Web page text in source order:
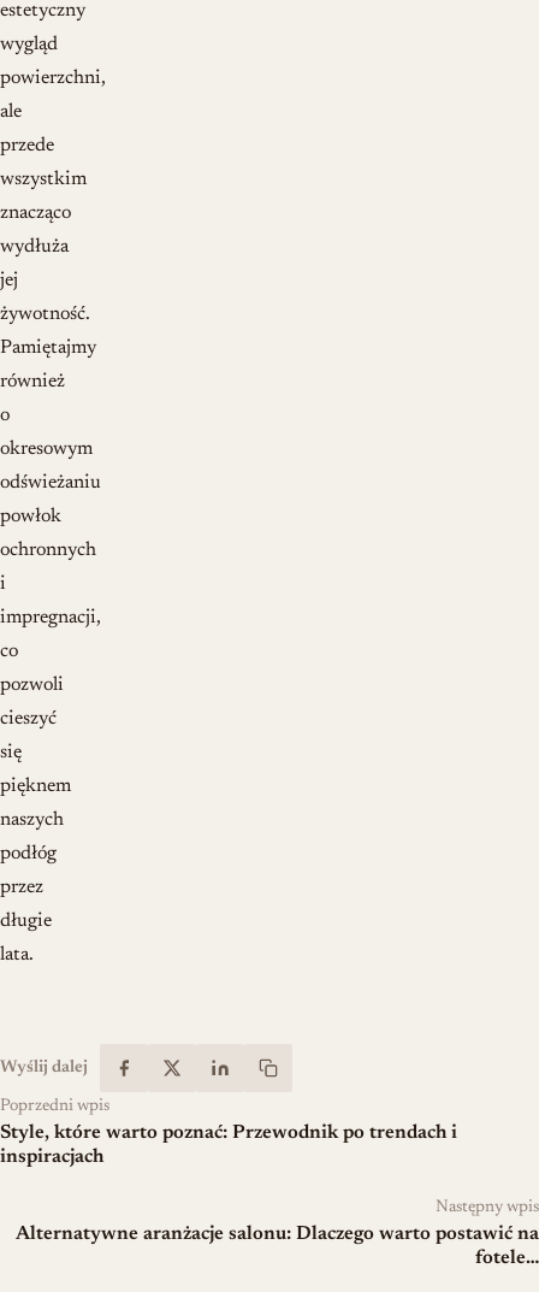
estetyczny
wygląd
powierzchni,
ale
przede
wszystkim
znacząco
wydłuża
jej
żywotność.
Pamiętajmy
również
o
okresowym
odświeżaniu
powłok
ochronnych
i
impregnacji,
co
pozwoli
cieszyć
się
pięknem
naszych
podłóg
przez
długie
lata.
Wyślij dalej
Poprzedni wpis
Style, które warto poznać: Przewodnik po trendach i
inspiracjach
Następny wpis
Alternatywne aranżacje salonu: Dlaczego warto postawić na
fotele…